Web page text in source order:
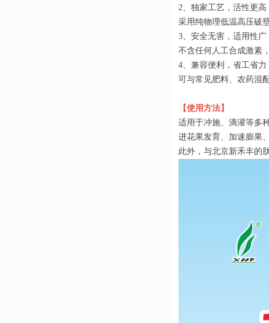
2、独家工艺，活性更高
采用纯物理低温高压破
3、安全无害，适用性广
不含任何人工合成激素
4、兼容便利，省工省力
可与常见肥料、农药混
【使用方法】
适用于冲施、滴灌等多
进花果发育、加速膨果
此外，与北京新禾丰的